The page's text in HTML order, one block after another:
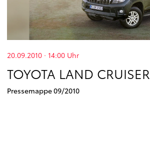
20.09.2010 · 14:00 Uhr
TOYOTA LAND CRUISER
Pressemappe 09/2010